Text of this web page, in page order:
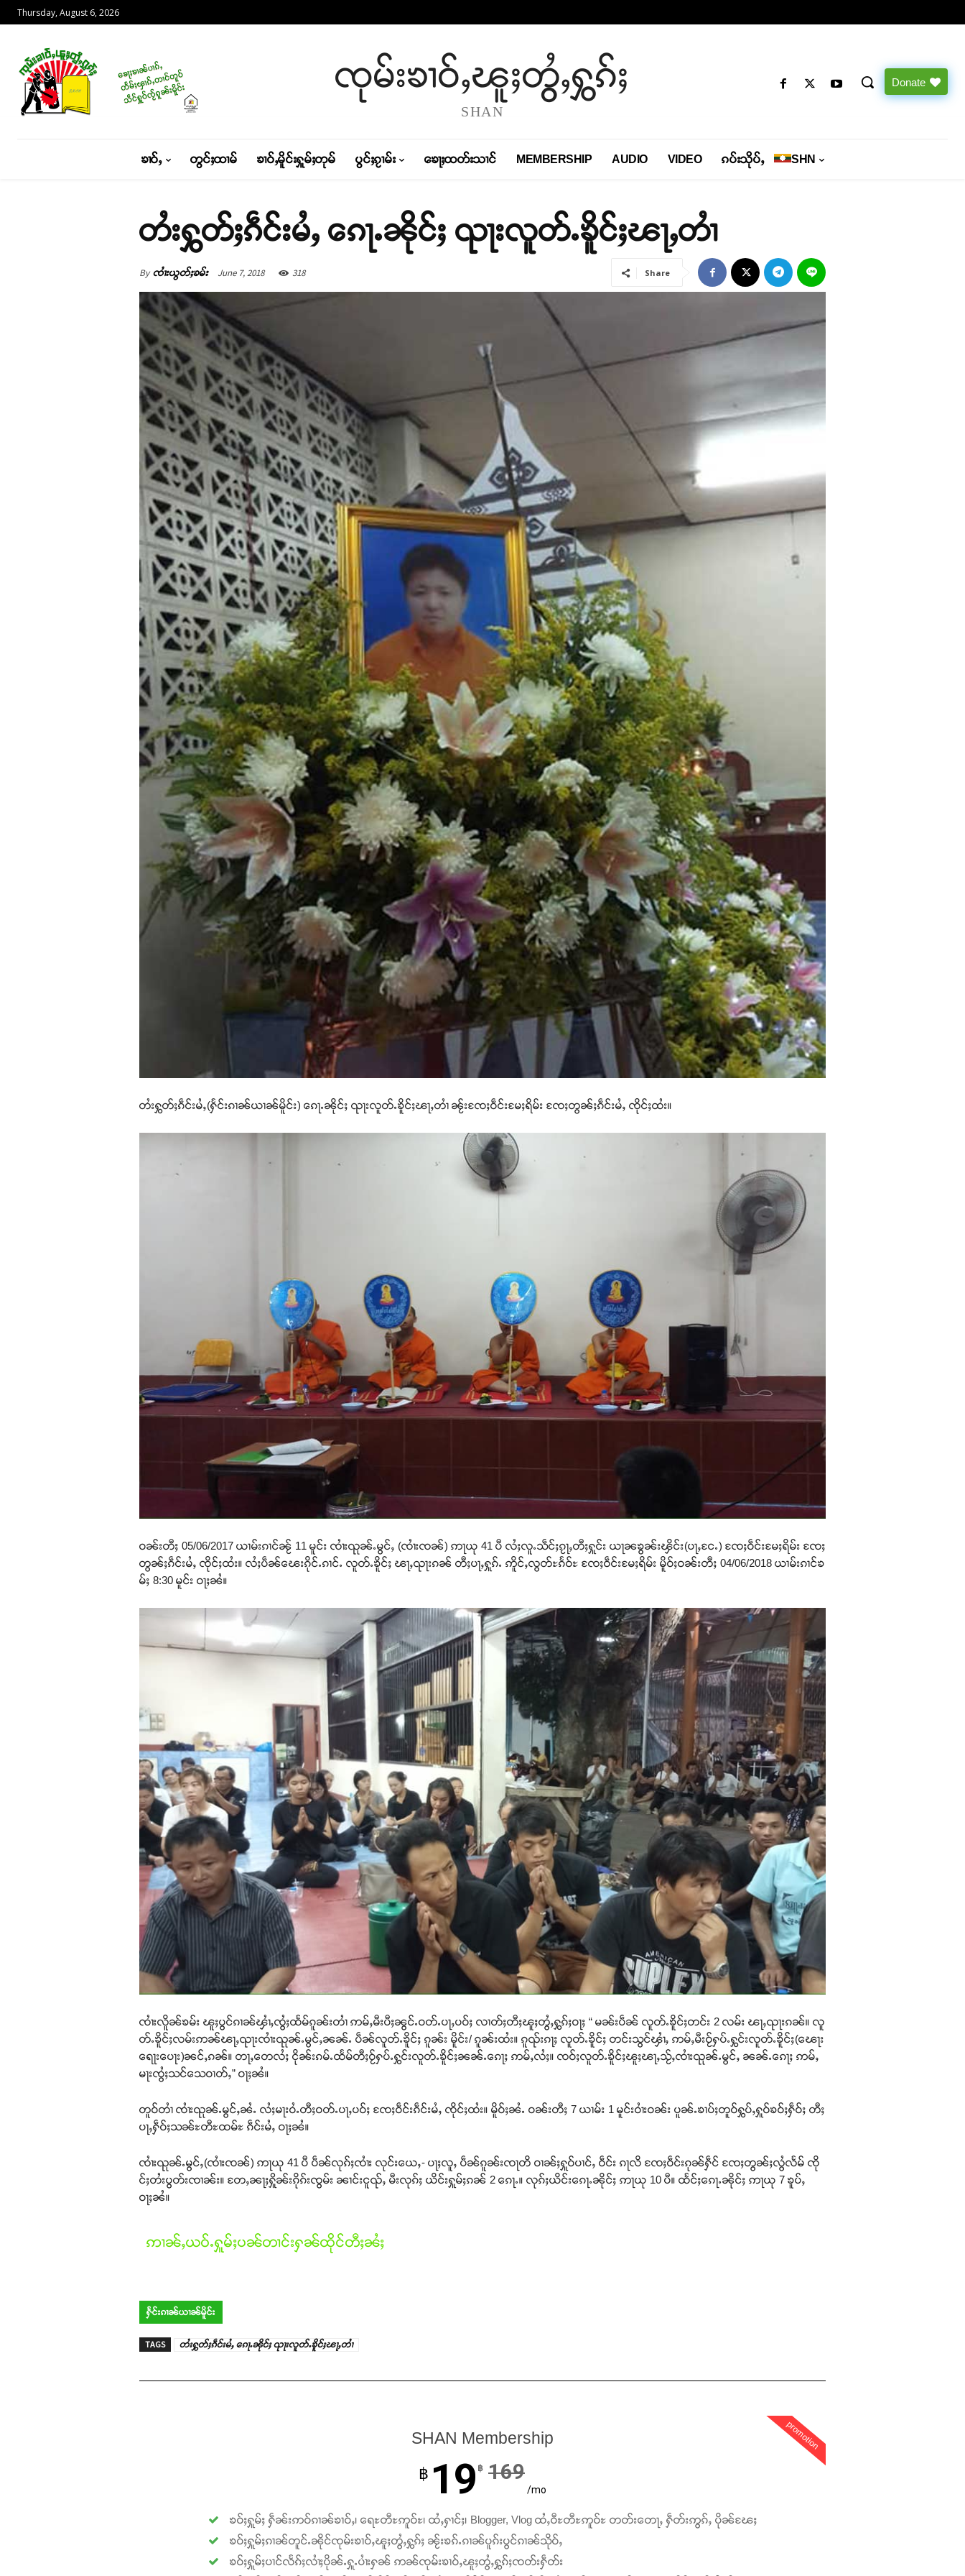
Thursday, August 6, 2026
ၸုမ်းၶၢဝ်ႇၽူႈတွႆႇႁွၵ်ႈ
SHAN
Donate
ၶၢဝ်ႇ တွင်ႈထၢမ် ၶၢဝ်ႇမိူင်းႁူမ်ႈတုမ် ပွင်ႈၵႂၢမ်း ၶေႃႈထတ်းသၢင် MEMBERSHIP AUDIO VIDEO ၵပ်းသိုပ်ႇ SHN
တႆးႁွတ်ႈၵဵင်းမႆႇ ၵေႃႉၼိုင်ႈ ၺႃးလူတ်ႉၶိူင်ႈၽႃႇတၢႆ
By ၸၢႆးယွတ်ႈၶမ်း June 7, 2018 318 Share
တႆးႁွတ်ႈၵဵင်းမႆႇ(ႁႅင်းၵၢၼ်ယၢၼ်မိူင်း) ၵေႃႉၼိုင်ႈ ၺႃးလူတ်ႉၶိူင်ႈၽႃႇတၢႆ ၼႂ်းၸႄႈဝဵင်းမႄႈရိမ်း ၸႄႈတွၼ်ႈၵဵင်းမႆႇ ၸိုင်ႈထႆး။
ဝၼ်းတီႈ 05/06/2017 ယၢမ်းၵၢင်ၼႂ် 11 မူင်း ၸၢႆးၺုၼ်ႉမွင်ႇ (ၸၢႆးၸၼ်) ဢႃယု 41 ပီ လႆႈလူႉသဵင်ႈၵႂႃႇတီႈႁူင်း ယႃၼၶွၼ်းၾိင်း(ပႃႇငႄႉ) ၸႄႈဝဵင်းမႄႈရိမ်း ၸႄႈ
တွၼ်ႈၵဵင်းမႆႇ ၸိုင်ႈထႆး။ လႆႈပဵၼ်ၽေးၵိုင်ႉၵၢင်ႉ လူတ်ႉၶိူင်ႈ ၽႃႇၺႃးၵၼ် တီႈပႃႇႁူၵ်ႉ ဢိူင်ႇလွတ်ႊၵႅဝ်ႊ ၸႄႈဝဵင်းမႄႈရိမ်း မိူဝ်ႈဝၼ်းတီႈ 04/06/2018 ယၢမ်းၵၢင်ၶ
မ်ႈ 8:30 မူင်း ဝႃႈၼႆ။
ၸၢႆးလိူၼ်ၶမ်း ၽူႈပွင်ၵၢၼ်ၾၢႆႇၸွႆႈထႅမ်ၵူၼ်းတၢႆ ဢမ်ႇမီးပီႈၼွင်ႉဝတ်ႉပႃႇပဝ်ႈ လၢတ်ႈတီႈၽူႈတွႆႇႁွၵ်ႈဝႃႈ “ မၼ်းပဵၼ် လူတ်ႉၶိူင်ႈတင်း 2 လမ်း ၽႃႇၺႃးၵၼ်။ လူ
တ်ႉၶိူင်ႈလမ်းဢၼ်ၽႃႇၺႃးၸၢႆးၺုၼ်ႉမွင်ႇၼၼ်ႉ ပဵၼ်လူတ်ႉၶိူင်ႈ ၵူၼ်း မိူင်း/ ၵူၼ်းထႆး။ ၵူၺ်းၵႃႈ လူတ်ႉၶိူင်ႈ တင်းသွင်ၾၢႆႇ ဢမ်ႇမီးဝႂ်ႁပ်ႉႁွင်းလူတ်ႉၶိူင်ႈ(ၽေႃး
ရေႃးပေႃး)ၼင်ႇၵၼ်။ တႃႇတေလႆႈ ငိုၼ်းၵမ်ႉထႅမ်တီႈဝႂ်ႁပ်ႉႁွင်းလူတ်ႉၶိူင်ႈၼၼ်ႉၵေႃႈ ဢမ်ႇလႆႈ။ ၸဝ်ႈလူတ်ႉၶိူင်ႈၽူႈၽႃႇသႂ်ႇၸၢႆးၺုၼ်ႉမွင်ႇ ၼၼ်ႉၵေႃႈ ဢမ်ႇ
မႃးၸွႆႈသင်သေဝၢတ်ႇ” ဝႃႈၼႆ။
တူဝ်တၢႆ ၸၢႆးၺုၼ်ႉမွင်ႇၼႆႉ လႆႈမႃးဝႆႉတီႈဝတ်ႉပႃႇပဝ်ႈ ၸႄႈဝဵင်းၵဵင်းမႆႇ ၸိုင်ႈထႆး။ မိူဝ်ႈၼႆႉ ဝၼ်းတီႈ 7 ယၢမ်း 1 မူင်းဝၢႆးဝၼ်း ပူၼ်ႉၶၢပ်ႈတူဝ်ႁွပ်ႇႁူဝ်ၶဝ်ႈႁဵဝ်ႈ တီႈ
ပႃႇႁဵဝ်ႈသၼ်ႊတီႊထမ်ႊ ၵဵင်းမႆႇ ဝႃႈၼႆ။
ၸၢႆးၺုၼ်ႉမွင်ႇ(ၸၢႆးၸၼ်) ဢႃယု 41 ပီ ပဵၼ်လုၵ်ႈၸၢႆး လုင်းယေႇ- ပႃႈလူႇ ပဵၼ်ၵူၼ်းၸႃတိ ဝၢၼ်ႈႁူဝ်ပၢင်ႇ ဝဵင်း ၵႃလိ ၸႄႈဝဵင်းၵုၼ်ႁဵင် ၸႄႈတွၼ်ႈလွႆလႅမ် ၸို
င်ႈတႆးပွတ်းၸၢၼ်း။ တႄႇၼႃႈႁိူၼ်းၵိုၵ်းၸွမ်း ၼၢင်းငူၺ်ႇ မီးလုၵ်ႈ ယိင်းႁူမ်ႈၵၼ် 2 ၵေႃႉ။ လုၵ်ႈယိင်းၵေႃႉၼိုင်ႈ ဢႃယု 10 ပီ။ ထႅင်ႈၵေႃႉၼိုင်ႈ ဢႃယု 7 ၶူပ်ႇ
ဝႃႈၼႆ။
ဢၢၼ်ႇယဝ်ႉႁူမ်ႈပၼ်တၢင်းႁၼ်ထိုင်တီႈၼႆႈ
ႁႅင်းၵၢၼ်ယၢၼ်မိူင်း
TAGS တႆးႁွတ်ႈၵဵင်းမႆႇ ၵေႃႉၼိုင်ႈ ၺႃးလူတ်ႉၶိူင်ႈၽႃႇတၢႆ
promotion
SHAN Membership
฿ 19 ฿ 169
/mo
ၶဝ်ႈႁူမ်ႈ ႁဵၼ်းဢဝ်ၵၢၼ်ၶၢဝ်ႇ၊ ရေႊတီႊဢူဝ်ႊ၊ ထႆႇႁၢင်ႈ၊ Blogger, Vlog ထႆႇဝီႊတီႊဢူဝ်ႊ တတ်းတေႃႇ ႁဵတ်းဢွၵ်ႇ ပိုၼ်ၽႄႈ
ၶဝ်ႈႁူမ်ႈၵၢၼ်တူင်ႉၼိုင်ၸုမ်းၶၢဝ်ႇၽူႈတွႆႇႁွၵ်ႈ ၼႂ်းၶၵ်ႉၵၢၼ်ပူၵ်းပွင်ၵၢၼ်သိုဝ်ႇ
ၶဝ်ႈႁူမ်ႈပၢင်လႅၵ်ႈလၢႆႈပိုၼ်ႉႁူႉပၢႆးႁၼ် ဢၼ်ၸုမ်းၶၢဝ်ႇၽူႈတွႆႇႁွၵ်ႈၸတ်းႁဵတ်း